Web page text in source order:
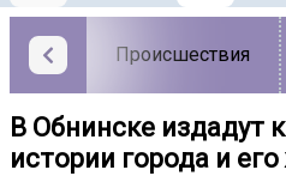
Происшествия
В Обнинске издадут
истории города и